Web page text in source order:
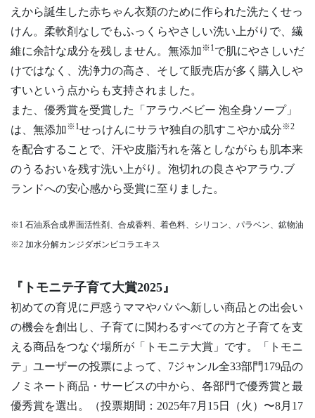
えから誕生した赤ちゃん衣類のために作られた洗たくせっ
けん。柔軟剤なしでもふっくらやさしい洗い上がりで、繊
維に余計な成分を残しません。無添加※1で肌にやさしいだ
けではなく、洗浄力の高さ、そして販売店が多く購入しや
すいという点からも支持されました。
また、優秀賞を受賞した「アラウ.ベビー 泡全身ソープ」
は、無添加※1せっけんにサラヤ独自の肌すこやか成分※2
を配合することで、汗や皮脂汚れを落としながらも肌本来
のうるおいを残す洗い上がり。泡切れの良さやアラウ.ブ
ランドへの安心感から受賞に至りました。
※1 石油系合成界面活性剤、合成香料、着色料、シリコン、パラベン、鉱物油
※2 加水分解カンジダボンビコラエキス
『トモニテ子育て大賞2025』
初めての育児に戸惑うママやパパへ新しい商品との出会い
の機会を創出し、子育てに関わるすべての方と子育てを支
える商品をつなぐ場所が「トモニテ大賞」です。「トモニ
テ」ユーザーの投票によって、7ジャンル全33部門179品の
ノミネート商品・サービスの中から、各部門で優秀賞と最
優秀賞を選出。（投票期間：2025年7月15日（火）〜8月17